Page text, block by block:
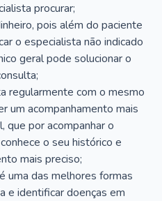
procurar;
pois além do paciente
o especialista não indicado
geral pode solucionar o
regularmente com o mesmo
um acompanhamento mais
que por acompanhar o
o seu histórico e
mais preciso;
uma das melhores formas
e identificar doenças em